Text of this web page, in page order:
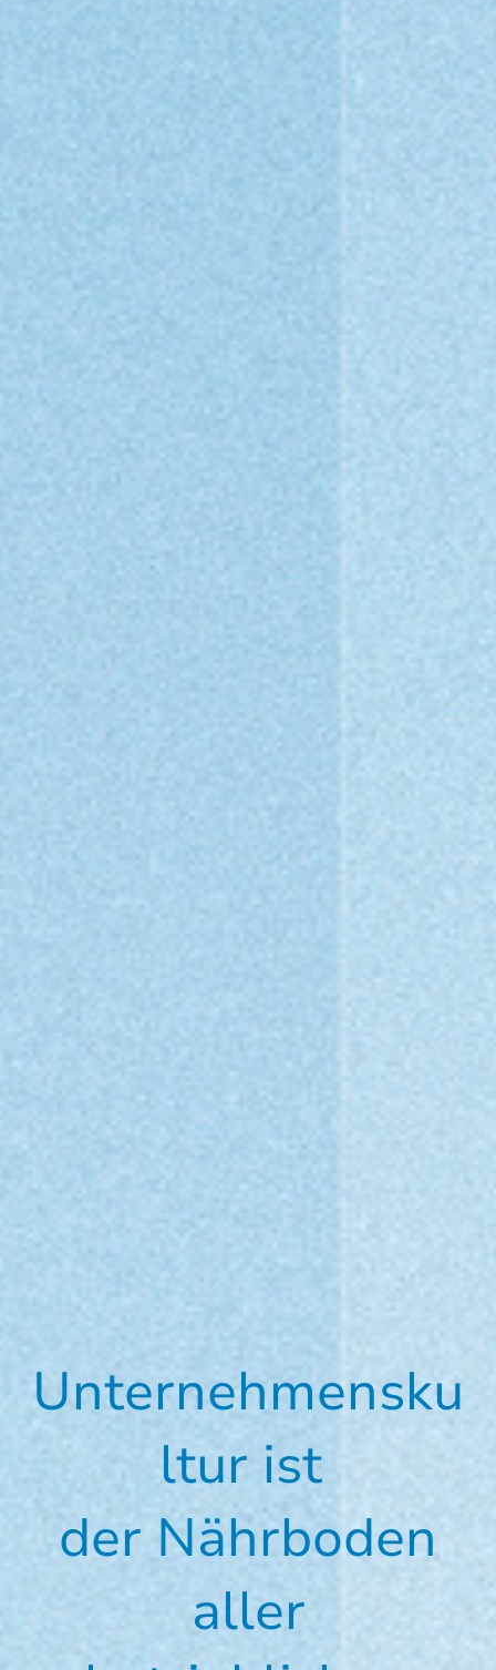
Unternehmensku
ltur ist
der Nährboden
aller